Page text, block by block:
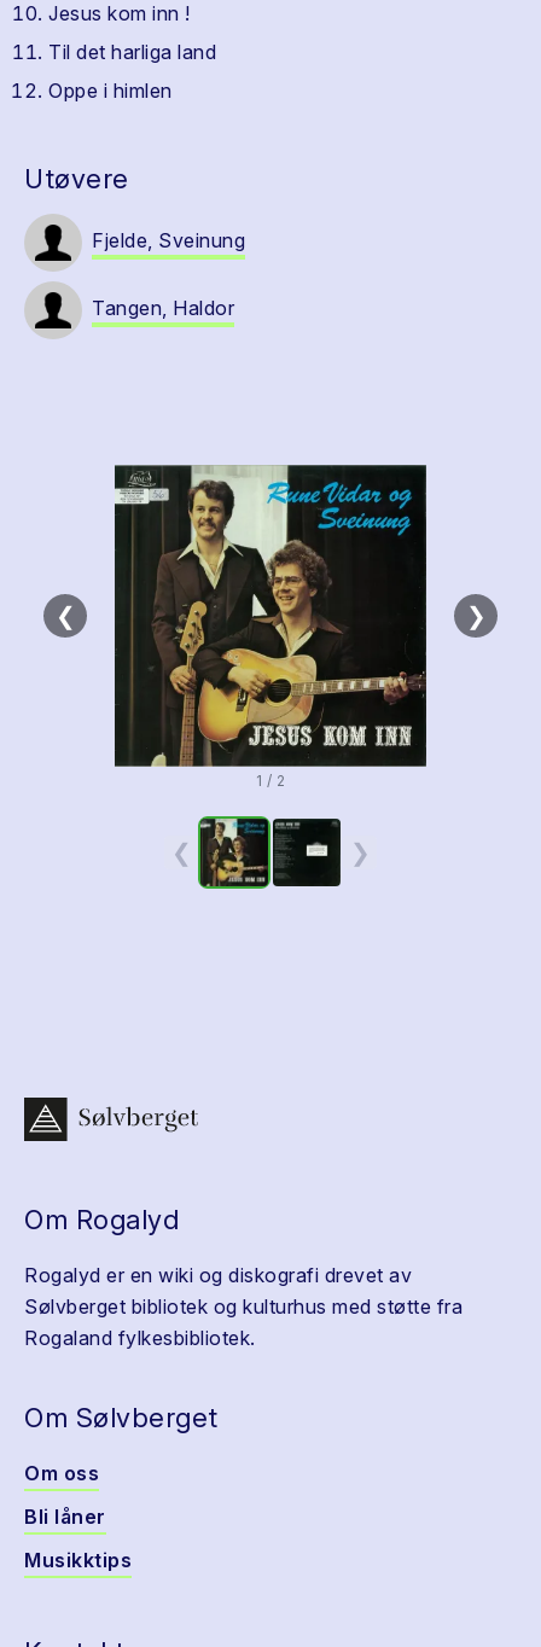
Jesus kom inn !
Til det harliga land
Oppe i himlen
Utøvere
Fjelde, Sveinung
Tangen, Haldor
❮ ❯
1 / 2
❮ ❯
Om Rogalyd
Rogalyd er en wiki og diskografi drevet av
Sølvberget bibliotek og kulturhus med støtte fra
Rogaland fylkesbibliotek.
Om Sølvberget
Om oss
Bli låner
Musikktips